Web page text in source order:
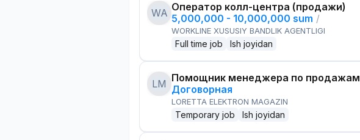
WA Оператор колл-центра (продажи)
5,000,000 - 10,000,000 sum /
WORKLINE XUSUSIY BANDLIK AGENTLIGI
Full time job Ish joyidan
LM Помощник менеджера по продажам
Договорная
LORETTA ELEKTRON MAGAZIN
Temporary job Ish joyidan